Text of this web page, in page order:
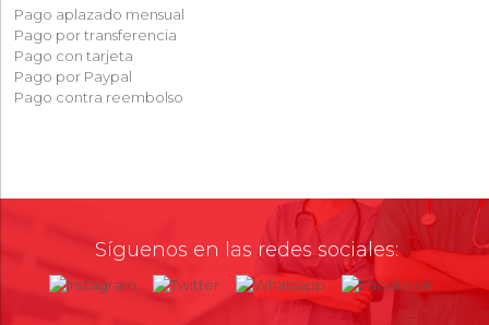
Pago aplazado mensual
Pago por transferencia
Pago con tarjeta
Pago por Paypal
Pago contra reembolso
Síguenos en las redes sociales: